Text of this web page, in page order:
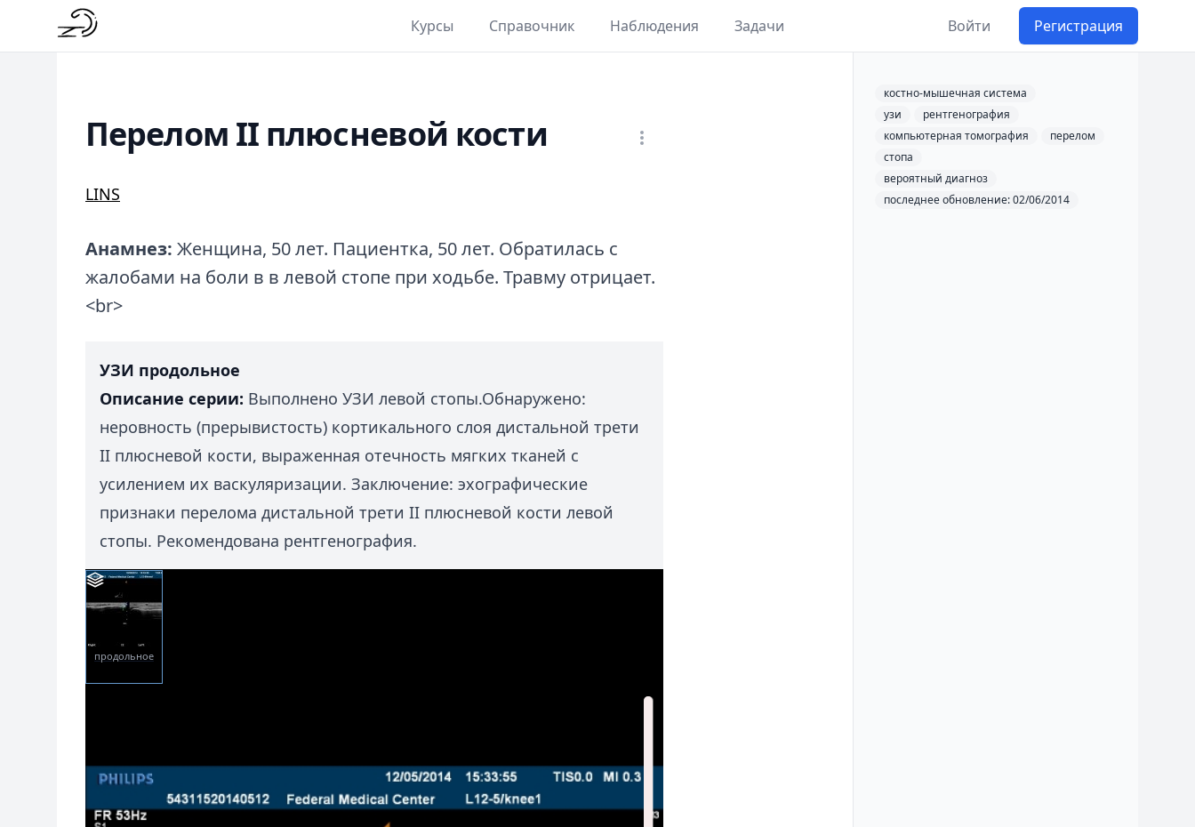
Курсы Справочник Наблюдения Задачи Войти Регистрация
Перелом II плюсневой кости
LINS
Анамнез: Женщина, 50 лет. Пациентка, 50 лет. Обратилась с
жалобами на боли в в левой стопе при ходьбе. Травму отрицает.
<br>
УЗИ продольное
Описание серии: Выполнено УЗИ левой стопы.Обнаружено:
неровность (прерывистость) кортикального слоя дистальной трети
II плюсневой кости, выраженная отечность мягких тканей с
усилением их васкуляризации. Заключение: эхографические
признаки перелома дистальной трети II плюсневой кости левой
стопы. Рекомендована рентгенография.
продольное
костно-мышечная система
узи
рентгенография
компьютерная томография
перелом
стопа
вероятный диагноз
последнее обновление: 02/06/2014